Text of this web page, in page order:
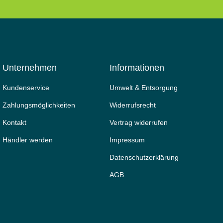
Unternehmen
Kundenservice
Zahlungsmöglichkeiten
Kontakt
Händler werden
Informationen
Umwelt & Entsorgung
Widerrufs­recht
Vertrag widerrufen
Impressum
Daten­schutz­erklärung
AGB